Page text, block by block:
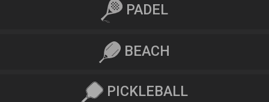
PADEL
BEACH
PICKLEBALL